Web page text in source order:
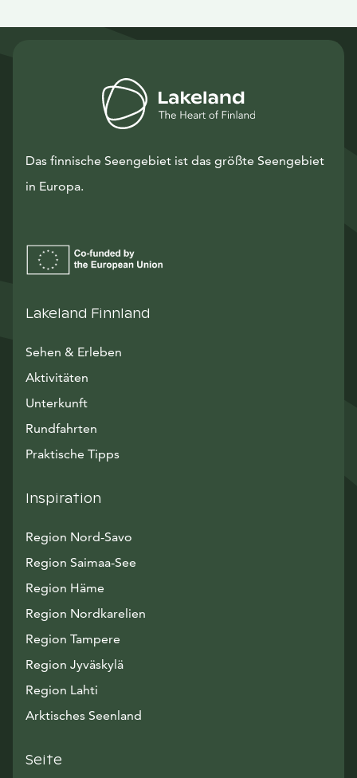
Das finnische Seengebiet ist das größte Seengebiet
in Europa.
Lakeland Finnland
Sehen & Erleben
Aktivitäten
Unterkunft
Rundfahrten
Praktische Tipps
Inspiration
Region Nord-Savo
Region Saimaa-See
Region Häme
Region Nordkarelien
Region Tampere
Region Jyväskylä
Region Lahti
Arktisches Seenland
Seite